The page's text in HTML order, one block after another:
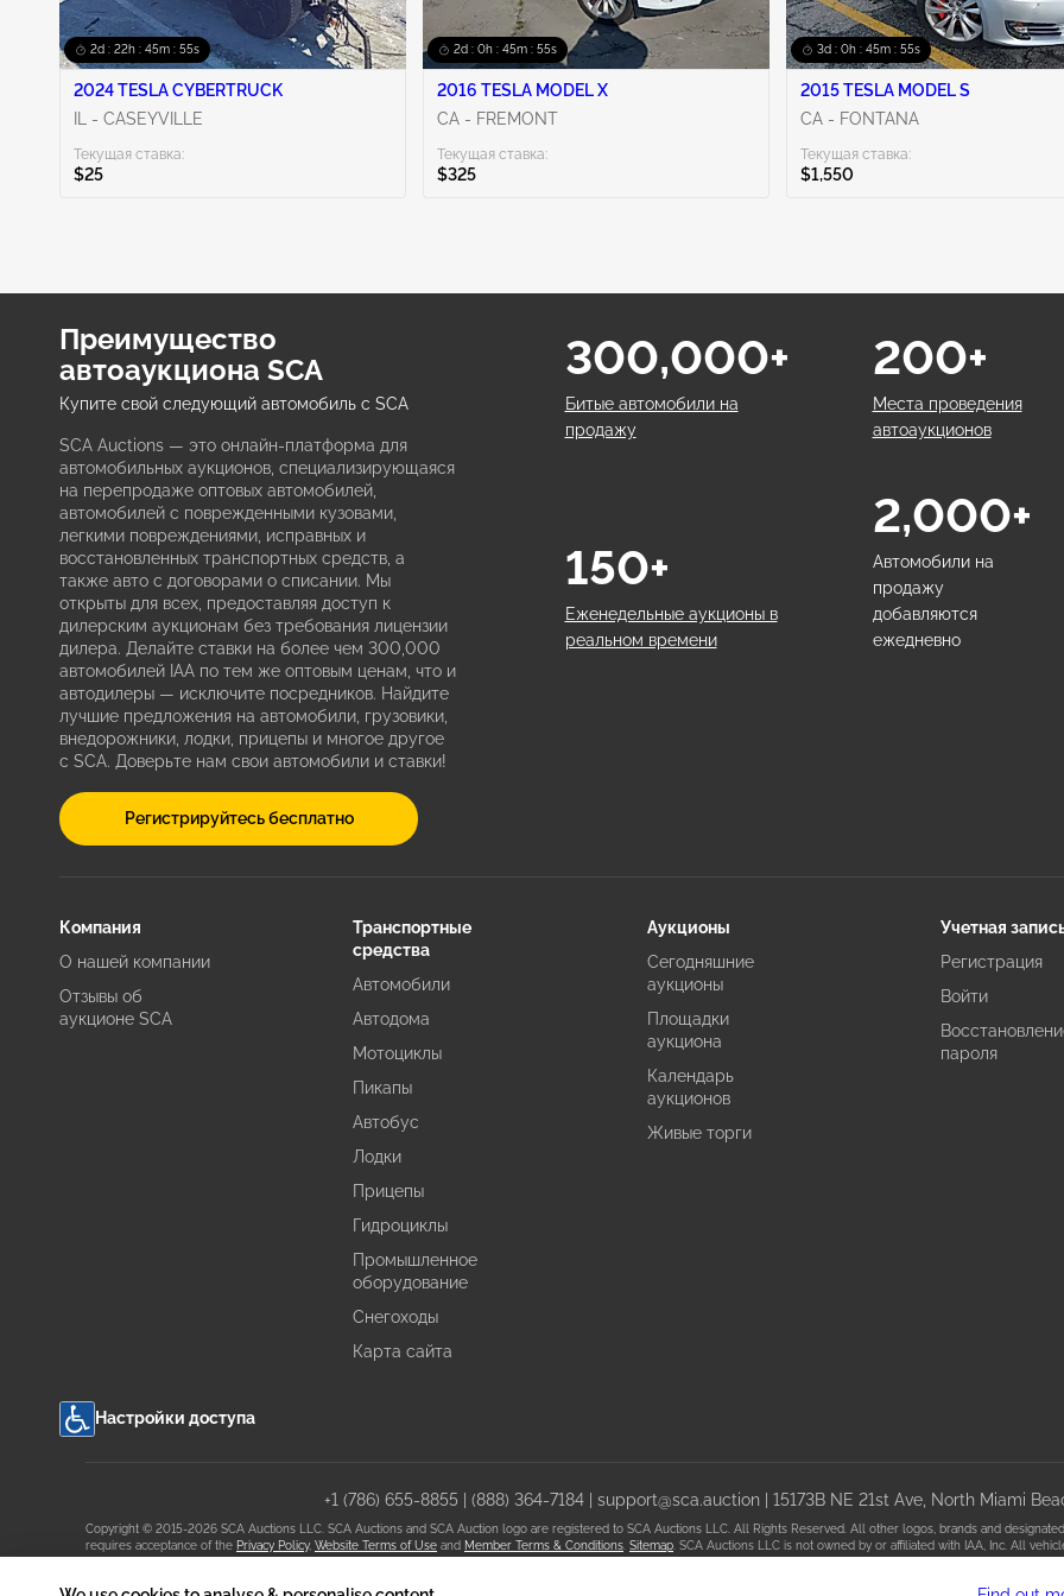
2d : 22h : 45m : 54s
2024 TESLA CYBERTRUCK
IL - CASEYVILLE
Текущая ставка:
$25
2d : 0h : 45m : 54s
2016 TESLA MODEL X
CA - FREMONT
Текущая ставка:
$325
3d : 0h : 45m : 54s
2015 TESLA MODEL S
CA - FONTANA
Текущая ставка:
$1,550
Преимущество
автоаукциона SCA
Купите свой следующий автомобиль с SCA
SCA Auctions — это онлайн-платформа для
автомобильных аукционов, специализирующаяся
на перепродаже оптовых автомобилей,
автомобилей с поврежденными кузовами,
легкими повреждениями, исправных и
восстановленных транспортных средств, а
также авто с договорами о списании. Мы
открыты для всех, предоставляя доступ к
дилерским аукционам без требования лицензии
дилера. Делайте ставки на более чем 300,000
автомобилей IAA по тем же оптовым ценам, что и
автодилеры — исключите посредников. Найдите
лучшие предложения на автомобили, грузовики,
внедорожники, лодки, прицепы и многое другое
с SCA. Доверьте нам свои автомобили и ставки!
Регистрируйтесь бесплатно
Битые автомобили на
продажу
300,000+
Места проведения
автоаукционов
200+
Еженедельные аукционы в
реальном времени
150+
Автомобили на
продажу
добавляются
ежедневно
2,000+
Компания
О нашей компании
Отзывы об
аукционе SCA
Транспортные
средства
Автомобили
Автодома
Мотоциклы
Пикапы
Автобус
Лодки
Прицепы
Гидроциклы
Промышленное
оборудование
Снегоходы
Карта сайта
Аукционы
Сегодняшние
аукционы
Площадки
аукциона
Календарь
аукционов
Живые торги
Учетная
Регистрация
Войти
пароля
Настройки доступа
+1 (786) 655-8855 (888) 364-7184 support@sca.auction | 15173B NE 21st Ave, North Miami
Copyright © 2015-2026 SCA Auctions LLC. SCA Auctions and SCA Auction logo are registered to SCA Auctions LLC. All Rights Reserved. All other logos, brands and
requires acceptance of the Privacy Policy, Website Terms of Use and Member Terms & Conditions Sitemap . SCA Auctions LLC is not owned by or affiliated with IAA, Inc. All